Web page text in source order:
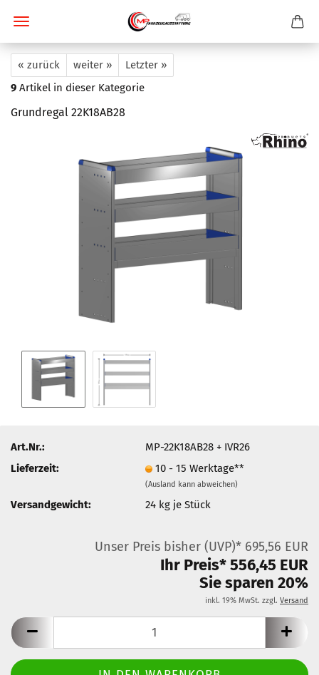
« zurück weiter »
Letzter »
9 Artikel in dieser Kategorie
Grundregal 22K18AB28
Art.Nr.:
MP-22K18AB28 + IVR26
Lieferzeit:
10 - 15 Werktage**
(Ausland kann abweichen)
Versandgewicht: 24 kg je Stück
Unser Preis bisher (UVP)* 695,56 EUR
Ihr Preis* 556,45 EUR
Sie sparen 20%
inkl. 19% MwSt. zzgl. Versand